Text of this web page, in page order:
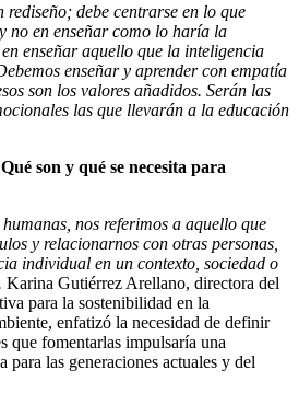
rediseño; debe centrarse en lo que
no en enseñar como lo haría la
enseñar aquello que la inteligencia
enseñar y aprender con empatía
son los valores añadidos. Serán las
las que llevarán a la educación
son y qué se necesita para
nos referimos a aquello que
y relacionarnos con otras personas,
individual en un contexto, sociedad o
Karina Gutiérrez Arellano, directora del
para la sostenibilidad en la
enfatizó la necesidad de definir
que fomentarlas impulsaría una
para las generaciones actuales y del